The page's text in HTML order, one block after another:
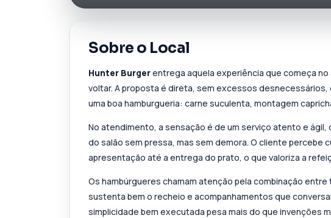
Sobre o Local
Hunter Burgerentrega aquela experiência que começa
voltar. A proposta é direta, sem excessos
uma boa hamburgueria: carne suculenta, montagem
No atendimento, a sensação é de um serviço atento e
do salão sem pressa, mas sem demora. O cliente percebe
apresentação até a entrega do prato, o que valoriza a
Os hambúrgueres chamam atenção pela combinação
sustenta bem o recheio e acompanhamentos que
simplicidade bem executada pesa mais do que invenções